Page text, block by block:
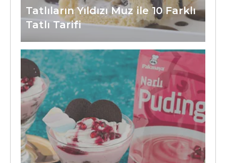
Tatlıların Yıldızı Muz ile 10 Farklı
Tatlı Tarifi